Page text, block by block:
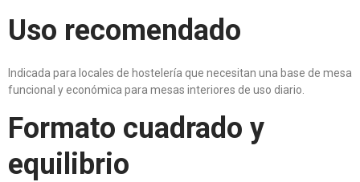
Uso recomendado
Indicada para locales de hostelería que necesitan una base de mesa
funcional y económica para mesas interiores de uso diario.
Formato cuadrado y
equilibrio